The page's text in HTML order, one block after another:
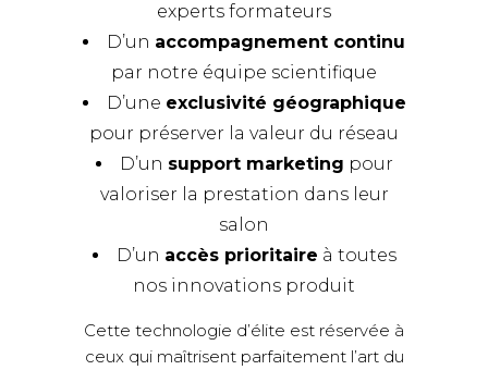
experts formateurs
D’un accompagnement continu
par notre équipe scientifique
D’une exclusivité géographique
pour préserver la valeur du réseau
D’un support marketing pour
valoriser la prestation dans leur
salon
D’un accès prioritaire à toutes
nos innovations produit
Cette technologie d’élite est réservée à
ceux qui maîtrisent parfaitement l’art du